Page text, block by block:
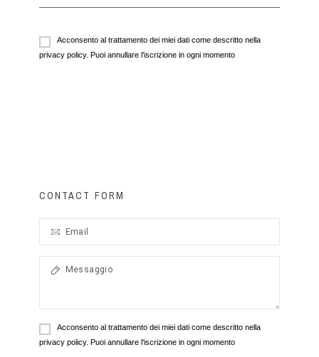
Acconsento al trattamento dei miei dati come descritto nella
privacy policy. Puoi annullare l'iscrizione in ogni momento
CONTACT FORM
Acconsento al trattamento dei miei dati come descritto nella
privacy policy. Puoi annullare l'iscrizione in ogni momento